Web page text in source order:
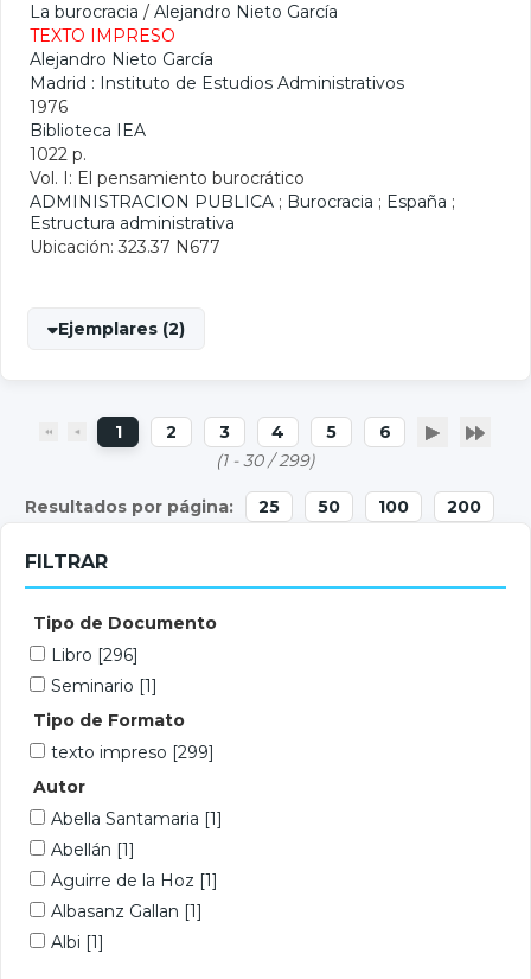
La burocracia / Alejandro Nieto García
TEXTO IMPRESO
Alejandro Nieto García
Madrid : Instituto de Estudios Administrativos
1976
Biblioteca IEA
1022 p.
Vol. I: El pensamiento burocrático
ADMINISTRACION PUBLICA ; Burocracia ; España ;
Estructura administrativa
Ubicación: 323.37 N677
Ejemplares (2)
1 2 3 4 5
6
(1 - 30 / 299)
25 50 100 200
FILTRAR
Tipo de Documento
Libro [296]
Seminario [1]
Tipo de Formato
texto impreso [299]
Autor
Abella Santamaria [1]
Abellán [1]
Aguirre de la Hoz [1]
Albasanz Gallan [1]
Albi [1]